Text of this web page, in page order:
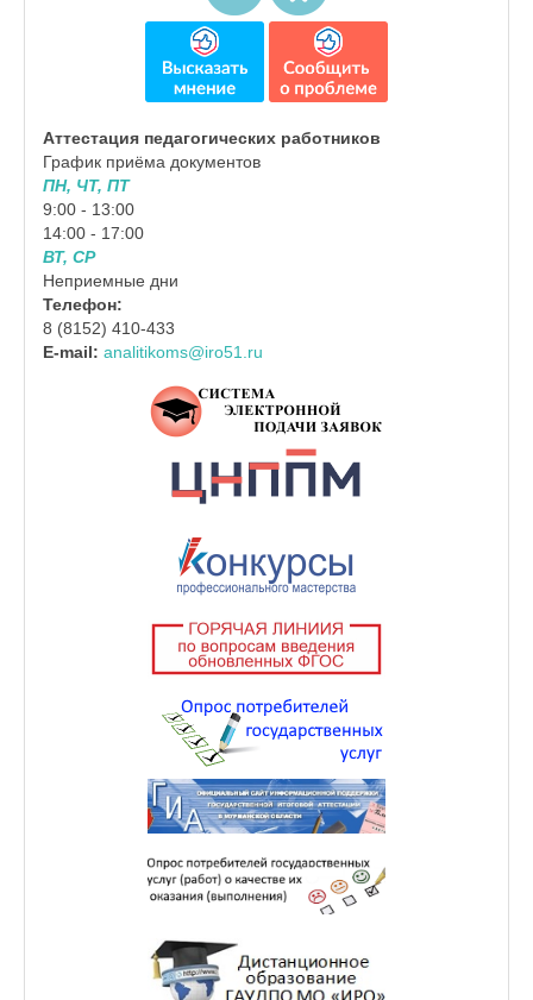
Аттестация педагогических работников
График приёма документов
ПН, ЧТ, ПТ
9:00 - 13:00
14:00 - 17:00
ВТ, СР
Неприемные дни
Телефон:
8 (8152) 410-433
E-mail: analitikoms@iro51.ru